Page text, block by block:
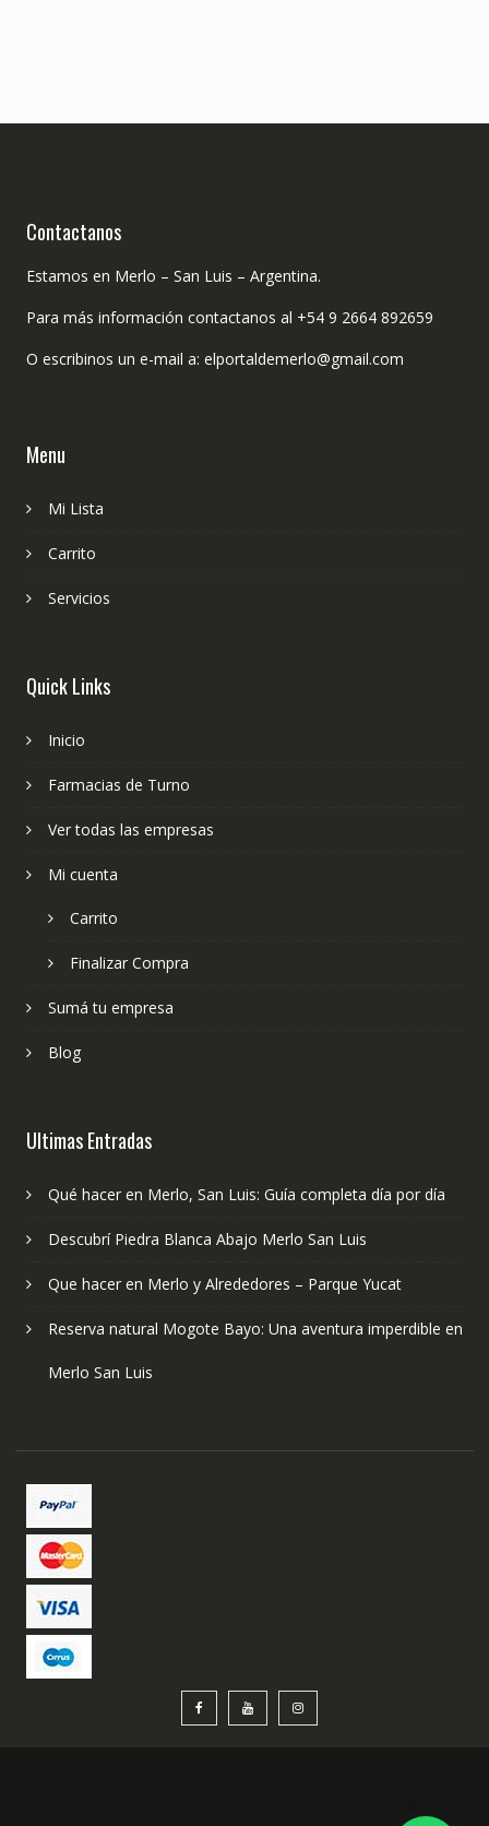
Contactanos
Estamos en Merlo – San Luis – Argentina.
Para más información contactanos al +54 9 2664 892659
O escribinos un e-mail a: elportaldemerlo@gmail.com
Menu
Mi Lista
Carrito
Servicios
Quick Links
Inicio
Farmacias de Turno
Ver todas las empresas
Mi cuenta
Carrito
Finalizar Compra
Sumá tu empresa
Blog
Ultimas Entradas
Qué hacer en Merlo, San Luis: Guía completa día por día
Descubrí Piedra Blanca Abajo Merlo San Luis
Que hacer en Merlo y Alrededores – Parque Yucat
Reserva natural Mogote Bayo: Una aventura imperdible en
Merlo San Luis